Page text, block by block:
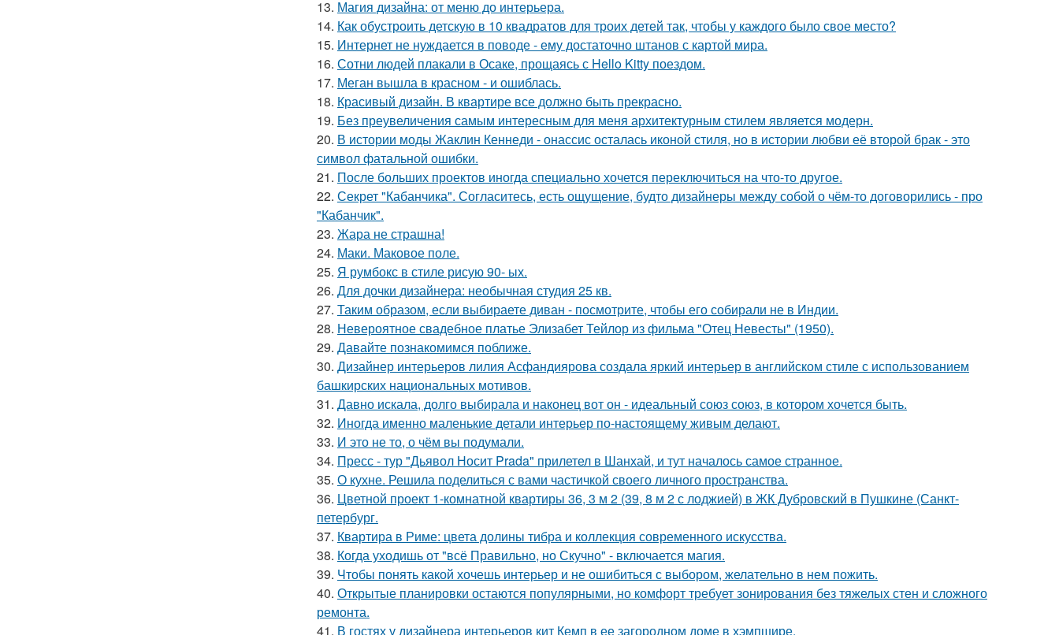
13. Магия дизайна: от меню до интерьера.
14. Как обустроить детскую в 10 квадратов для троих детей так, чтобы у каждого было свое место?
15. Интернет не нуждается в поводе - ему достаточно штанов с картой мира.
16. Сотни людей плакали в Осаке, прощаясь с Hello Kitty поездом.
17. Меган вышла в красном - и ошиблась.
18. Красивый дизайн. В квартире все должно быть прекрасно.
19. Без преувеличения самым интересным для меня архитектурным стилем является модерн.
20. В истории моды Жаклин Кеннеди - онассис осталась иконой стиля, но в истории любви её второй брак - это
символ фатальной ошибки.
21. После больших проектов иногда специально хочется переключиться на что-то другое.
22. Секрет "Кабанчика". Согласитесь, есть ощущение, будто дизайнеры между собой о чём-то договорились - про
"Кабанчик".
23. Жара не страшна!
24. Маки. Маковое поле.
25. Я румбокс в стиле рисую 90- ых.
26. Для дочки дизайнера: необычная студия 25 кв.
27. Таким образом, если выбираете диван - посмотрите, чтобы его собирали не в Индии.
28. Невероятное свадебное платье Элизабет Тейлор из фильма "Отец Невесты" (1950).
29. Давайте познакомимся поближе.
30. Дизайнер интерьеров лилия Асфандиярова создала яркий интерьер в английском стиле с использованием
башкирских национальных мотивов.
31. Давно искала, долго выбирала и наконец вот он - идеальный союз союз, в котором хочется быть.
32. Иногда именно маленькие детали интерьер по-настоящему живым делают.
33. И это не то, о чём вы подумали.
34. Пресс - тур "Дьявол Носит Prada" прилетел в Шанхай, и тут началось самое странное.
35. О кухне. Решила поделиться с вами частичкой своего личного пространства.
36. Цветной проект 1-комнатной квартиры 36, 3 м 2 (39, 8 м 2 с лоджией) в ЖК Дубровский в Пушкине (Санкт-
петербург.
37. Квартира в Риме: цвета долины тибра и коллекция современного искусства.
38. Когда уходишь от "всё Правильно, но Скучно" - включается магия.
39. Чтобы понять какой хочешь интерьер и не ошибиться с выбором, желательно в нем пожить.
40. Открытые планировки остаются популярными, но комфорт требует зонирования без тяжелых стен и сложного
ремонта.
41. В гостях у дизайнера интерьеров кит Кемп в ее загородном доме в хэмпшире.